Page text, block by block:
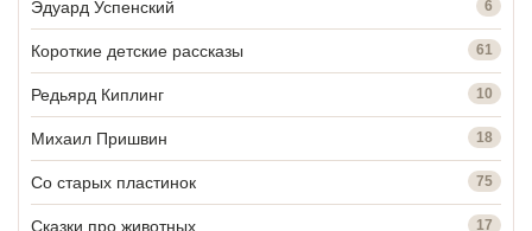
Эдуард Успенский 6
Короткие детские рассказы 61
Редьярд Киплинг 10
Михаил Пришвин 18
Со старых пластинок 75
Сказки про животных 17